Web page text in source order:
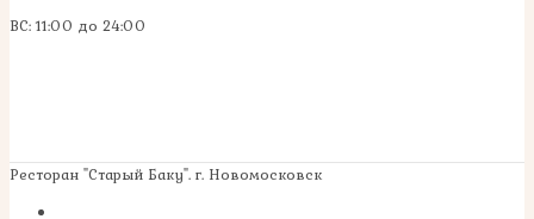
ВС: 11:00 до 24:00
Ресторан "Старый Баку". г. Новомосковск